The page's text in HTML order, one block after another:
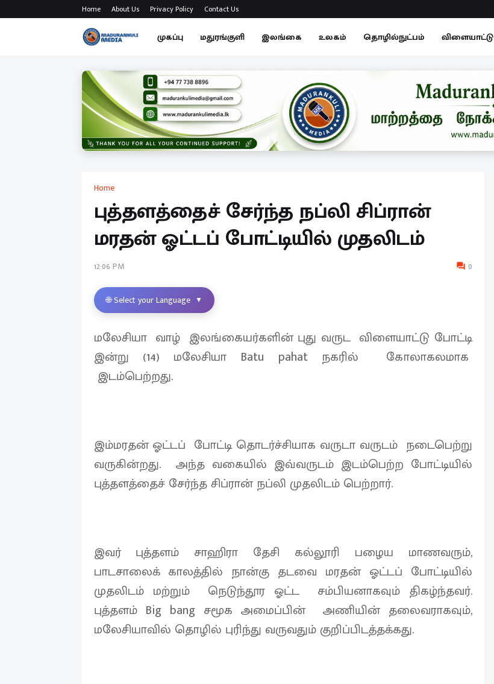
Home About Us Privacy Policy Contact Us
முகப்பு மதுரங்குளி இலங்கை உலகம் தொழில்நுட்பம் விளையாட்டு
Home
புத்தளத்தைச் சேர்ந்த நப்லி சிப்ரான்
மரதன் ஓட்டப் போட்டியில் முதலிடம்
12:06 PM 0
🌐 Select your Language ▼
மலேசியா வாழ் இலங்கையர்களின் புது வருட விளையாட்டு போட்டி
இன்று (14) மலேசியா Batu pahat நகரில் கோலாகலமாக
இடம்பெற்றது.
இம்மரதன் ஓட்டப் போட்டி தொடர்ச்சியாக வருடா வருடம் நடைபெற்று
வருகின்றது. அந்த வகையில் இவ்வருடம் இடம்பெற்ற போட்டியில்
புத்தளத்தைச் சேர்ந்த சிப்ரான் நப்லி முதலிடம் பெற்றார்.
இவர் புத்தளம் சாஹிரா தேசி கல்லூரி பழைய மாணவரும்,
பாடசாலைக் காலத்தில் நான்கு தடவை மரதன் ஓட்டப் போட்டியில்
முதலிடம் மற்றும் நெடுந்தூர ஓட்ட சம்பியனாகவும் திகழ்ந்தவர்.
புத்தளம் Big bang சமூக அமைப்பின் அணியின் தலைவராகவும்,
மலேசியாவில் தொழில் புரிந்து வருவதும் குறிப்பிடத்தக்கது.